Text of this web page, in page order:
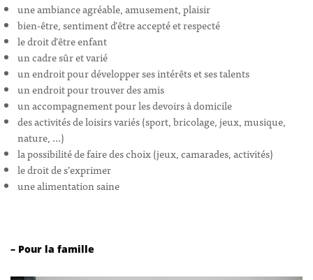
une ambiance agréable, amusement, plaisir
bien-être, sentiment d’être accepté et respecté
le droit d’être enfant
un cadre sûr et varié
un endroit pour développer ses intérêts et ses talents
un endroit pour trouver des amis
un accompagnement pour les devoirs à domicile
des activités de loisirs variés (sport, bricolage, jeux, musique,
nature, …)
la possibilité de faire des choix (jeux, camarades, activités)
le droit de s’exprimer
une alimentation saine
– Pour la famille